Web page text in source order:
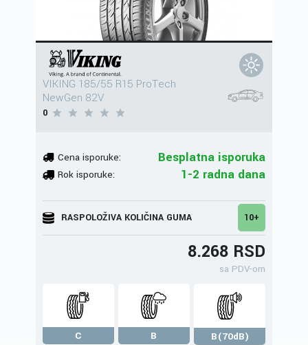
VIKING 185/55 R15 ProTech
NewGen 82V
0
Cena isporuke: Besplatna isporuka
Rok isporuke: 1-2 radna dana
RASPOLOŽIVA KOLIČINA GUMA 10+
8.268 RSD
sa PDV-om
C B
B(70dB)